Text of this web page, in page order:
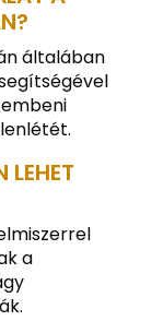
általában
LEHET
a